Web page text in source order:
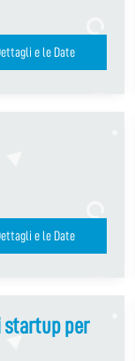
e le Date
e le Date
startup per